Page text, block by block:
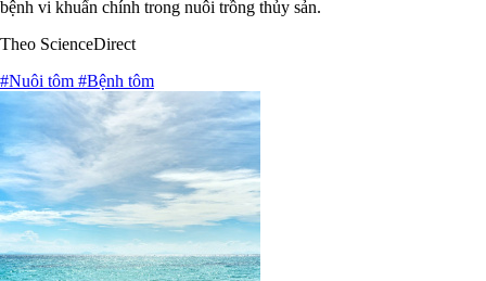
bệnh vi khuẩn chính trong nuôi trồng thủy sản.
Theo ScienceDirect
#Nuôi tôm #Bệnh tôm